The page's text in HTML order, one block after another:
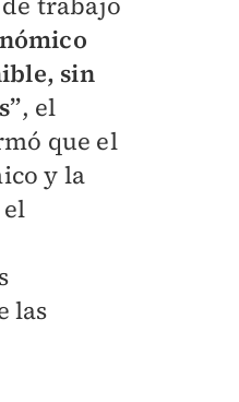
sin
, el
que el
y la
las